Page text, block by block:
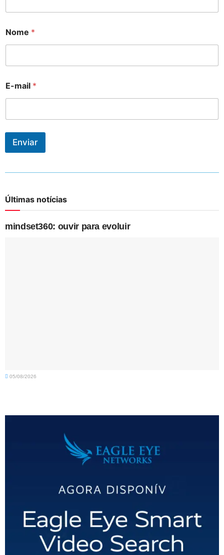
Nome *
E-mail *
Enviar
Últimas notícias
mindset360: ouvir para evoluir
05/08/2026